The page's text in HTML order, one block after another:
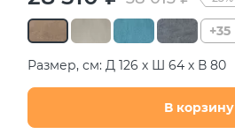
+35
Размер, см: Д 126 х Ш 64 х В 80
В корзину